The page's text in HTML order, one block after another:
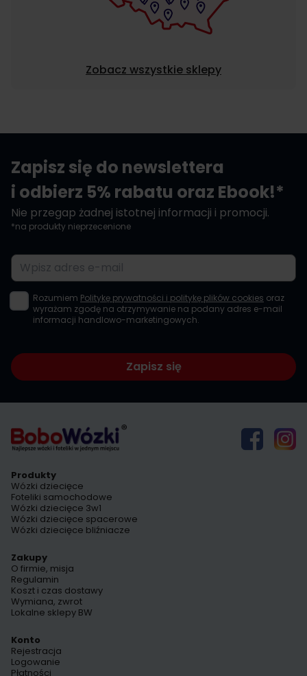
Zobacz wszystkie sklepy
Zapisz się do newslettera
i odbierz 5% rabatu oraz Ebook!*
Nie przegap żadnej istotnej informacji i promocji.
*na produkty nieprzecenione
Adres e-mail
Rozumiem Politykę prywatności i politykę plików cookies oraz
wyrażam zgodę na otrzymywanie na podany adres e-mail
informacji handlowo-marketingowych.
Zapisz się
Produkty
Wózki dziecięce
Foteliki samochodowe
Wózki dziecięce 3w1
Wózki dziecięce spacerowe
Wózki dziecięce bliźniacze
Zakupy
O firmie, misja
Regulamin
Koszt i czas dostawy
Wymiana, zwrot
Lokalne sklepy BW
Konto
Rejestracja
Logowanie
Płatności